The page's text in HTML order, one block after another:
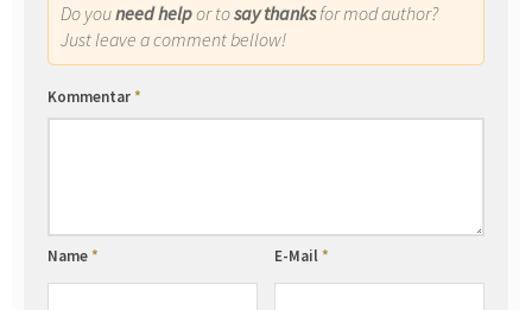
Do youneed helpor tosay thanksfor mod author?
Just leave a comment bellow!
Kommentar*
Name* E-Mail*